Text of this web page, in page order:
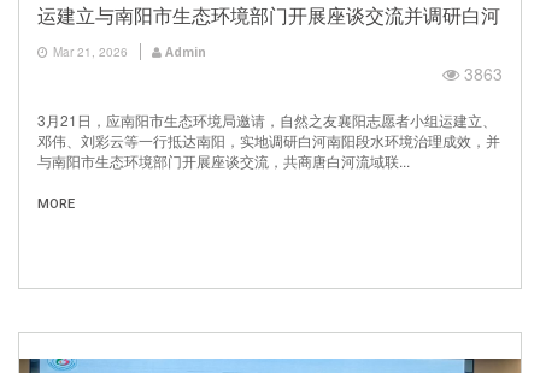
运建立与南阳市生态环境部门开展座谈交流并调研白河
Mar 21, 2026 Admin
3863
3月21日，应南阳市生态环境局邀请，自然之友襄阳志愿者小组运建立、
邓伟、刘彩云等一行抵达南阳，实地调研白河南阳段水环境治理成效，并
与南阳市生态环境部门开展座谈交流，共商唐白河流域联...
MORE